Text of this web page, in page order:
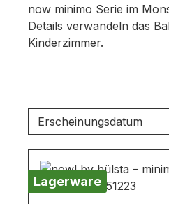
now minimo Serie im
Details verwandeln das
Kinderzimmer.
Lagerware